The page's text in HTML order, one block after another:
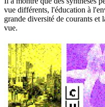
vue différents, l'éducation à
grande diversité de courants et
vue.